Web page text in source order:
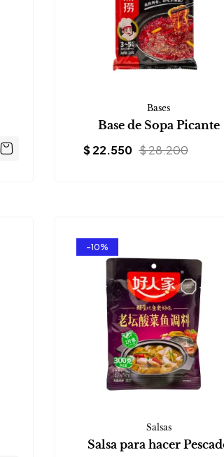
Bases
Base de Sopa Picante
$28.200
$22.550
-10%
Salsas
Salsa para hacer